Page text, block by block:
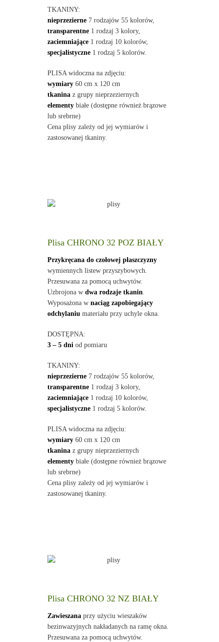
TKANINY:
nieprzezierne7 rodzajów 55 kolorów,
transparentne1 rodzaj 3 kolory,
zaciemniające1 rodzaj 10 kolorów,
specjalistyczne1 rodzaj 5 kolorów.
PLISA widoczna na zdjęciu:
wymiary60 cm x 120 cm
tkaninaz grupy nieprzeziernych
elementybiałe (dostępne również brązowe
lub srebrne)
Cena plisy zależy od jej wymiarów i
zastosowanej tkaniny.
Plisa CHRONO 32 POZ BIAŁY
Przykręcana do czołowej płaszczyzny
wymiennych listew przyszybowych.
Przesuwana za pomocą uchwytów.
Uzbrojona w dwa rodzaje tkanin.
Wyposażona w naciąg zapobiegający
odchylaniumateriału przy uchyle okna.
DOSTĘPNA:
3 – 5 dniod pomiaru
TKANINY:
nieprzezierne7 rodzajów 55 kolorów,
transparentne1 rodzaj 3 kolory,
zaciemniające1 rodzaj 10 kolorów,
specjalistyczne1 rodzaj 5 kolorów.
PLISA widoczna na zdjęciu:
wymiary60 cm x 120 cm
tkaninaz grupy nieprzeziernych
elementybiałe (dostępne również brązowe
lub srebrne)
Cena plisy zależy od jej wymiarów i
zastosowanej tkaniny.
Plisa CHRONO 32 NZ BIAŁY
Zawieszanaprzy użyciu wieszaków
bezinwazyjnych nakładanych na ramę okna.
Przesuwana za pomocą uchwytów.